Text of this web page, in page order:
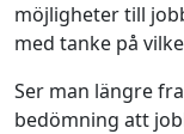
möjligheter till
med tanke på
Ser man längre
bedömning att